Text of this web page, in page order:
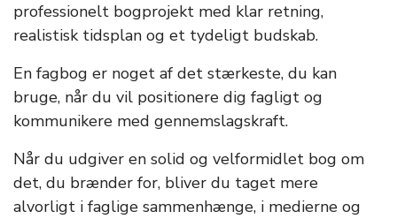
professionelt bogprojekt med klar retning,
realistisk tidsplan og et tydeligt budskab.
En fagbog er noget af det stærkeste, du kan
bruge, når du vil positionere dig fagligt og
kommunikere med gennemslagskraft.
Når du udgiver en solid og velformidlet bog om
det, du brænder for, bliver du taget mere
alvorligt i faglige sammenhænge, i medierne og